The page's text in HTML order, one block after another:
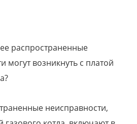
распространенные
могут возникнуть с платой
неисправности,